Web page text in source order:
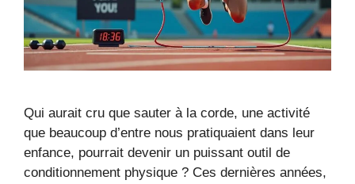
Qui aurait cru que sauter à la corde, une activité
que beaucoup d’entre nous pratiquaient dans leur
enfance, pourrait devenir un puissant outil de
conditionnement physique ? Ces dernières années,